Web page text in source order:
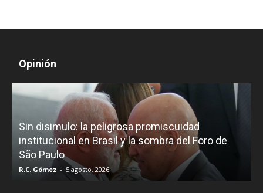
Opinión
Sin disimulo: la peligrosa promiscuidad
institucional en Brasil y la sombra del Foro de
São Paulo
R.C. Gómez - 5 agosto, 2026